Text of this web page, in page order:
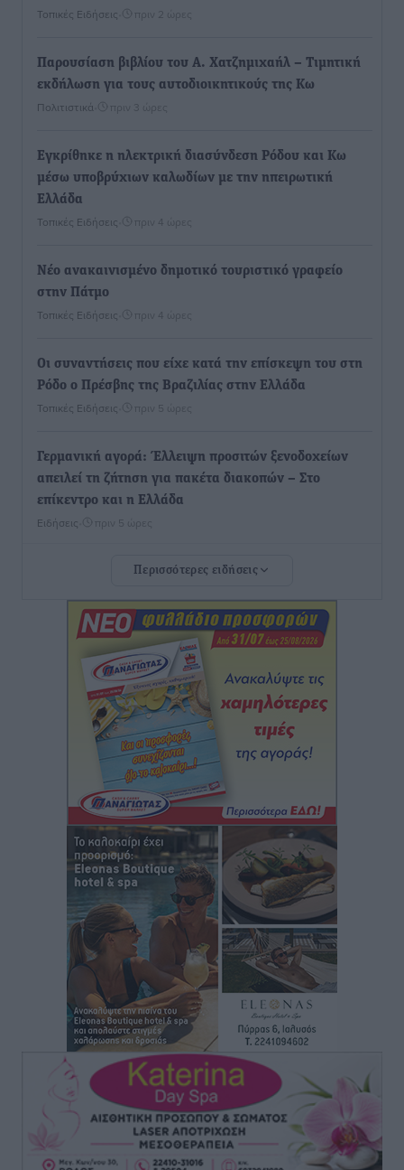
Τοπικές Ειδήσεις πριν 2 ώρες
Παρουσίαση βιβλίου του Α. Χατζημιχαήλ – Τιμητική
εκδήλωση για τους αυτοδιοικητικούς της Κω
Πολιτιστικά πριν 3 ώρες
Εγκρίθηκε η ηλεκτρική διασύνδεση Ρόδου και Κω
μέσω υποβρύχιων καλωδίων με την ηπειρωτική
Ελλάδα
Τοπικές Ειδήσεις πριν 4 ώρες
Νέο ανακαινισμένο δημοτικό τουριστικό γραφείο
στην Πάτμο
Τοπικές Ειδήσεις πριν 4 ώρες
Οι συναντήσεις που είχε κατά την επίσκεψη του στη
Ρόδο ο Πρέσβης της Βραζιλίας στην Ελλάδα
Τοπικές Ειδήσεις πριν 5 ώρες
Γερμανική αγορά: Έλλειψη προσιτών ξενοδοχείων
απειλεί τη ζήτηση για πακέτα διακοπών – Στο
επίκεντρο και η Ελλάδα
Ειδήσεις πριν 5 ώρες
Νέο ξενοδοχείο στη Ρόδο για την H Hotels –
στην Κω
Τοπικές Ειδήσεις• πριν 5 ώρες
Αυτοκίνητο μπήκε παράνομα σε μονόδρομο στο
Μαστιχάρι – Αναποδογύρισε όχημα με μητέρα και
5χρονο παιδί
Τοπικές Ειδήσεις • πριν 5 ώρες
“Η Ευρώπη αντιμετώπιζε το προσφυγικό σαν ταινία
τρόμου” – Η συγκλονιστική μαρτυρία της Χαρούλας
Γιασιράνη στον RV για τα γεγονότα που οδήγησαν στο
Σύμφωνο της Λέρου
Τοπικές Ειδήσεις • πριν 5 ώρες
Συναυλία με τον Γιάννη Κότσιρα στις 21 Αυγούστου
Πολιτιστικά• πριν 5 ώρες
Έκτακτη συνεδρίαση της Δημοτικής Επιτροπής Ρόδου
αύριο Παρασκευή 7 Αυγούστου
Τοπικές Ειδήσεις• πριν 6 ώρες
ΑΕΡΑ: Δεν σταματάει να ενισχύεται, νέο απόκτημα ο
Μητρόπουλος
Αθλητικά πριν 6 ώρες
Περισσότερες ειδήσεις